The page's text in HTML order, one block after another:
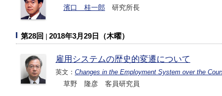
濱口 桂一郎 研究所長
第28回 2018年3月29日（木曜）
雇用システムの歴史的変遷について
英文： Changes in the Employment System over the
草野 隆彦 客員研究員